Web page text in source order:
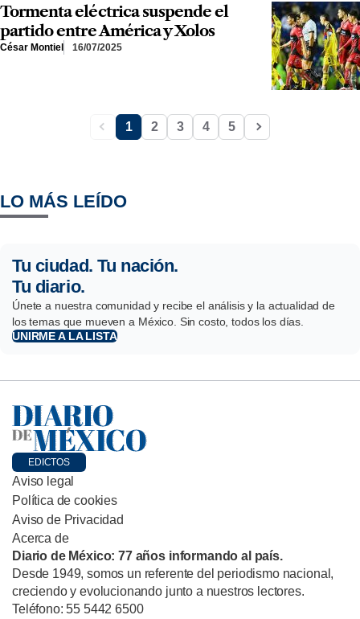
Tormenta eléctrica suspende el
partido entre América y Xolos
César Montiel 16/07/2025
1 2 3 4 5
LO MÁS LEÍDO
Tu ciudad. Tu nación.
Tu diario.
Únete a nuestra comunidad y recibe el análisis y la actualidad de
los temas que mueven a México. Sin costo, todos los días.
UNIRME A LA LISTA
EDICTOS
Aviso legal
Política de cookies
Aviso de Privacidad
Acerca de
Diario de México: 77 años informando al país.
Desde 1949, somos un referente del periodismo nacional,
creciendo y evolucionando junto a nuestros lectores.
Teléfono: 55 5442 6500